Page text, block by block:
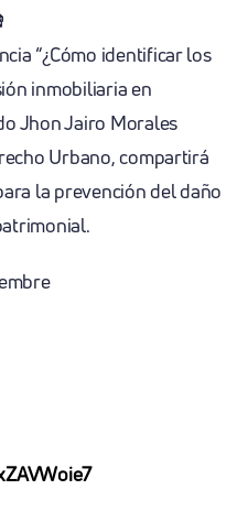
“¿Cómo identificar los
inmobiliaria en
Jhon Jairo Morales
Urbano, compartirá
la prevención del daño